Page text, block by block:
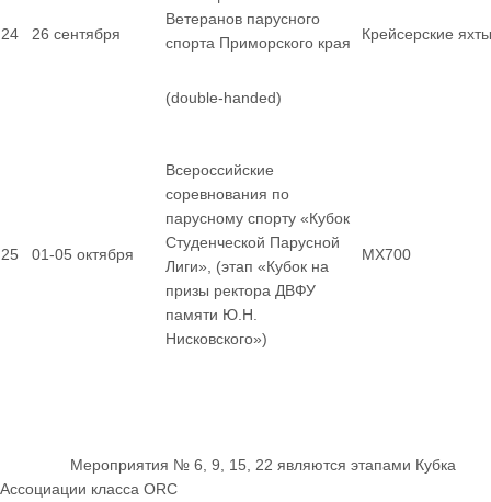
24 26 сентября
Ветеранов парусного
спорта Приморского края
(double-handed)
Крейсерские яхты
25 01-05 октября
Всероссийские
соревнования по
парусному спорту «Кубок
Студенческой Парусной
Лиги», (этап «Кубок на
призы ректора ДВФУ
памяти Ю.Н.
Нисковского»)
MX700
Мероприятия № 6, 9, 15, 22 являются этапами Кубка
Ассоциации класса ORC